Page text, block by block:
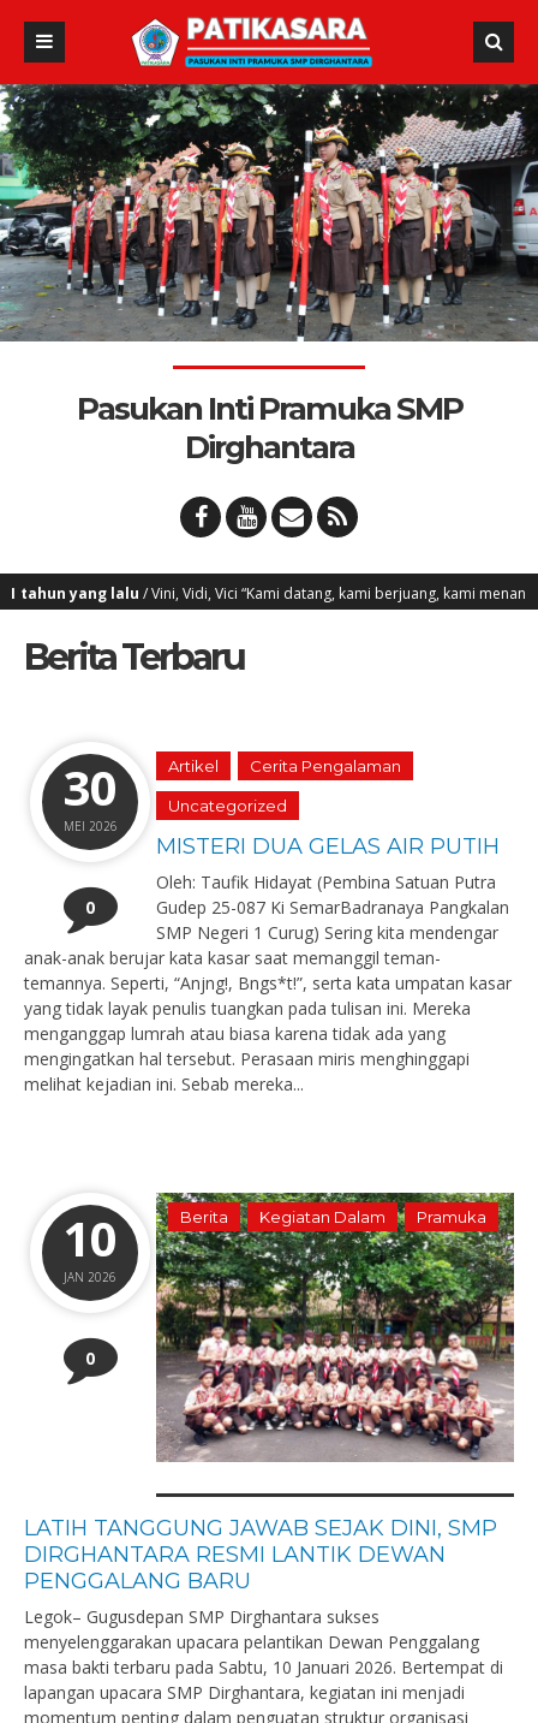
Pasukan Inti Pramuka SMP
Dirghantara
lalu/ Vini, Vidi, Vici “Kami datang, kami berjuang, kami menang” 2
Berita Terbaru
30
MEI 2026
0
Artikel Cerita Pengalaman
Uncategorized
MISTERI DUA GELAS AIR PUTIH
Oleh: Taufik Hidayat (Pembina Satuan Putra
Gudep 25-087 Ki SemarBadranaya Pangkalan
SMP Negeri 1 Curug) Sering kita mendengar
anak-anak berujar kata kasar saat memanggil teman-
temannya. Seperti, “Anjng!, Bngs*t!”, serta kata umpatan kasar
yang tidak layak penulis tuangkan pada tulisan ini. Mereka
menganggap lumrah atau biasa karena tidak ada yang
mengingatkan hal tersebut. Perasaan miris menghinggapi
melihat kejadian ini. Sebab mereka...
10
JAN 2026
0
Berita Kegiatan Dalam Pramuka
LATIH TANGGUNG JAWAB SEJAK DINI, SMP
DIRGHANTARA RESMI LANTIK DEWAN
PENGGALANG BARU
Legok– Gugusdepan SMP Dirghantara sukses
menyelenggarakan upacara pelantikan Dewan Penggalang
masa bakti terbaru pada Sabtu, 10 Januari 2026. Bertempat di
lapangan upacara SMP Dirghantara, kegiatan ini menjadi
momentum penting dalam penguatan struktur organisasi